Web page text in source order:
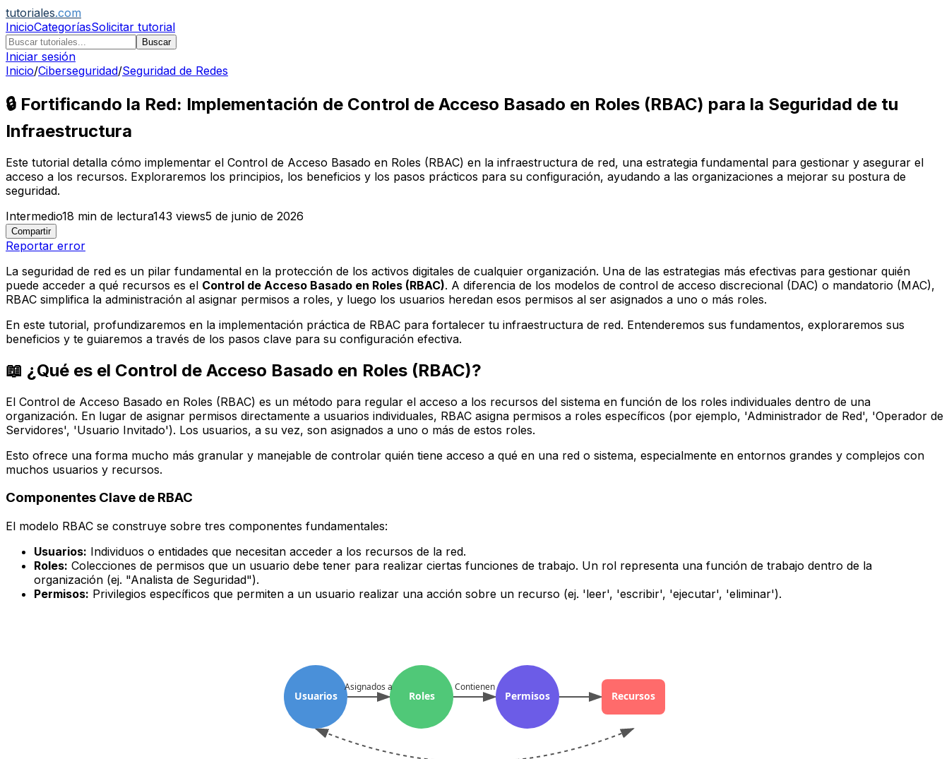
tutoriales.com
InicioCategoríasSolicitar tutorial
Buscar
Iniciar sesión
Inicio/Ciberseguridad/Seguridad de Redes
🔒 Fortificando la Red: Implementación de Control de Acceso Basado en Roles (RBAC) para la Seguridad de tu
Infraestructura
Este tutorial detalla cómo implementar el Control de Acceso Basado en Roles (RBAC) en la infraestructura de red, una estrategia fundamental para gestionar y asegurar el
acceso a los recursos. Exploraremos los principios, los beneficios y los pasos prácticos para su configuración, ayudando a las organizaciones a mejorar su postura de
seguridad.
Intermedio18 min de lectura143 views5 de junio de 2026
Compartir
Reportar error
La seguridad de red es un pilar fundamental en la protección de los activos digitales de cualquier organización. Una de las estrategias más efectivas para gestionar quién
puede acceder a qué recursos es el Control de Acceso Basado en Roles (RBAC). A diferencia de los modelos de control de acceso discrecional (DAC) o mandatorio (MAC),
RBAC simplifica la administración al asignar permisos a roles, y luego los usuarios heredan esos permisos al ser asignados a uno o más roles.
En este tutorial, profundizaremos en la implementación práctica de RBAC para fortalecer tu infraestructura de red. Entenderemos sus fundamentos, exploraremos sus
beneficios y te guiaremos a través de los pasos clave para su configuración efectiva.
📖 ¿Qué es el Control de Acceso Basado en Roles (RBAC)?
El Control de Acceso Basado en Roles (RBAC) es un método para regular el acceso a los recursos del sistema en función de los roles individuales dentro de una
organización. En lugar de asignar permisos directamente a usuarios individuales, RBAC asigna permisos a roles específicos (por ejemplo, 'Administrador de Red', 'Operador de
Servidores', 'Usuario Invitado'). Los usuarios, a su vez, son asignados a uno o más de estos roles.
Esto ofrece una forma mucho más granular y manejable de controlar quién tiene acceso a qué en una red o sistema, especialmente en entornos grandes y complejos con
muchos usuarios y recursos.
Componentes Clave de RBAC
El modelo RBAC se construye sobre tres componentes fundamentales:
Usuarios: Individuos o entidades que necesitan acceder a los recursos de la red.
Roles: Colecciones de permisos que un usuario debe tener para realizar ciertas funciones de trabajo. Un rol representa una función de trabajo dentro de la
organización (ej. "Analista de Seguridad").
Permisos: Privilegios específicos que permiten a un usuario realizar una acción sobre un recurso (ej. 'leer', 'escribir', 'ejecutar', 'eliminar').
Usuarios Roles Permisos Recursos
Asignados a Contienen